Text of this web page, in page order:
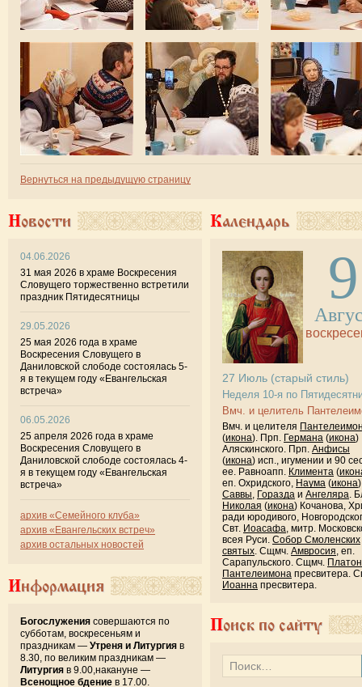
Вернуться на предыдущую страницу
Новости
04.06.2026
31 мая 2026 в храме Воскресения
Словущего торжественно встретили
праздник Пятидесятницы
29.05.2026
25 мая 2026 года в храме
Воскресения Словущего в
Даниловской слободе состоялась 5-
я в текущем году «Евангельская
встреча»
06.05.2026
25 апреля 2026 года в храме
Воскресения Словущего в
Даниловской слободе состоялась 4-
я в текущем году «Евангельская
встреча»
архив «Семейного клуба»
архив «Евангельских встреч»
архив остальных новостей
Информация
Богослужения совершаются по
субботам, воскресеньям и
праздникам — Утреня и Литургия в
8.30, по великим праздникам —
Литургия в 9.00,накануне —
Всенощное бдение в 17.00.
Календарь
9
27 Июль (старый стиль)
Неделя 10-я по
Вмч. и целитель
Вмч. и целителя
(икона). Прп. Германа (икона)
Аляскинского. Прп. Анфисы
(икона) исп., игумении и 90
ее. Равноапп. Климента (
еп. Охридского, Наума (икона
Саввы, Горазда и Ангеляра.
Николая (икона) Кочанова,
ради юродивого,
Свт. Иоасафа, митр.
всея Руси. Собор Смоленских
святых. Сщмч. Амвросия, еп.
Сарапульского. Сщмч.
Пантелеимона пресвитера.
Иоанна пресвитера.
Поиск по сайту